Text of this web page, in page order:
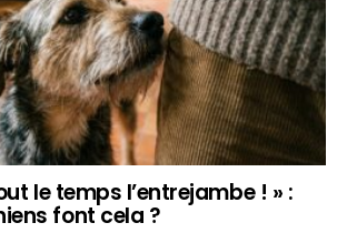
le temps l’entrejambe ! » :
font cela ?